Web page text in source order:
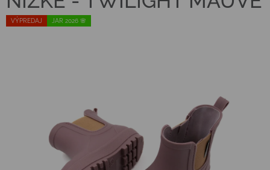
VÝPREDAJ JAR 2026 🌸